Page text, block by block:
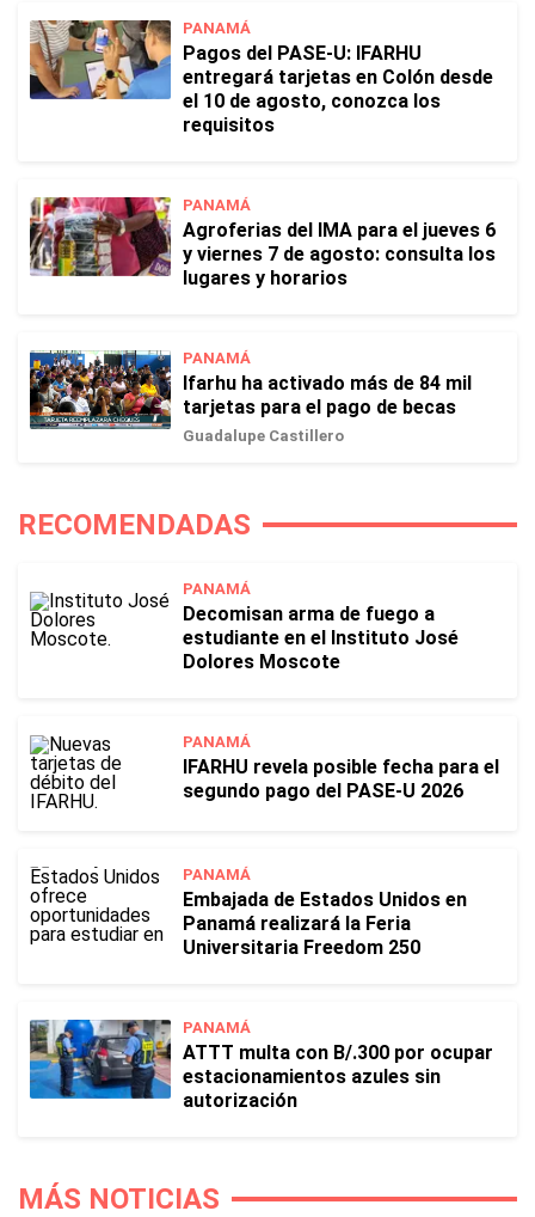
PANAMÁ
Pagos del PASE-U: IFARHU
entregará tarjetas en Colón desde
el 10 de agosto, conozca los
requisitos
PANAMÁ
Agroferias del IMA para el jueves 6
y viernes 7 de agosto: consulta los
lugares y horarios
PANAMÁ
Ifarhu ha activado más de 84 mil
tarjetas para el pago de becas
Guadalupe Castillero
RECOMENDADAS
PANAMÁ
Decomisan arma de fuego a
estudiante en el Instituto José
Dolores Moscote
PANAMÁ
IFARHU revela posible fecha para el
segundo pago del PASE-U 2026
PANAMÁ
Embajada de Estados Unidos en
Panamá realizará la Feria
Universitaria Freedom 250
PANAMÁ
ATTT multa con B/.300 por ocupar
estacionamientos azules sin
autorización
MÁS NOTICIAS